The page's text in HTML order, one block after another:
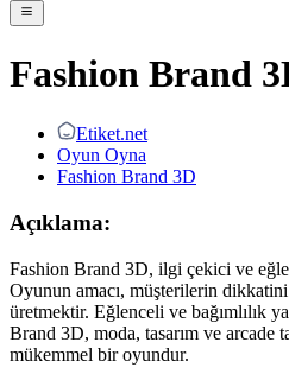
Fashion Brand
Etiket.net
Oyun Oyna
Fashion Brand 3D
Açıklama:
Fashion Brand 3D, ilgi çekici ve
Oyunun amacı, müşterilerin
üretmektir. Eğlenceli ve bağımlılık
Brand 3D, moda, tasarım ve arcade
mükemmel bir oyundur.